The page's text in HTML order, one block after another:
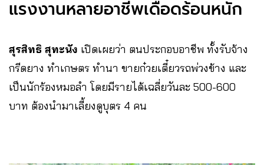
แรงงานหลายอาชีพเดือดร้อนหนัก
สุรสิทธิ สุทะนัง เปิดเผยว่า ตนประกอบอาชีพ ทั้งรับจ้าง
กรีดยาง ทำเกษตร ทำนา ขายก๋วยเตี๋ยวรถพ่วงข้าง และ
เป็นนักร้องหมอลำ โดยมีรายได้เฉลี่ยวันละ 500-600
บาท ต้องนำมาเลี้ยงดูบุตร 4 คน